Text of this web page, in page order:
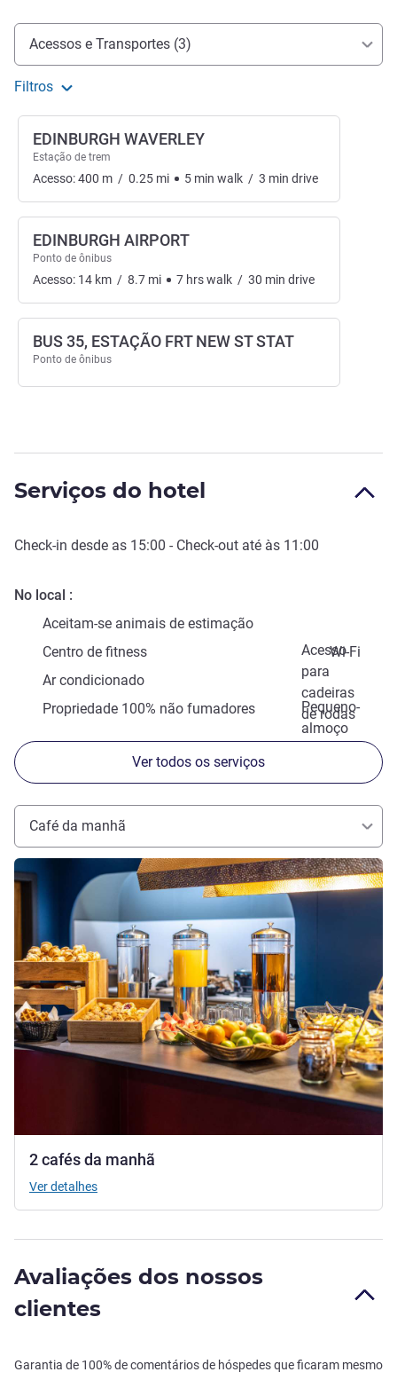
Acesso e transporte
Acessos e Transportes (3)
Filtros
EDINBURGH WAVERLEY
Estação de trem
Acesso:400 m / 0.25 mi 5 min walk / 3 min drive
EDINBURGH AIRPORT
Ponto de ônibus
Acesso: 14 km / 8.7 mi 7 hrswalk / 30 min drive
BUS 35, ESTAÇÃO FRT NEW ST STAT
Ponto de ônibus
Serviços do hotel
Check-in desde as 15:00 - Check-out até às 11:00
No local
Aceitam-se animais de estimação
Acesso
para
cadeiras
de rodas
Centro de fitness
Wi-Fi
Ar condicionado
Pequeno-
almoço
Propriedade 100% não fumadores
Ver todos os serviços
Café da manhã
2 cafés da manhã
Ver detalhes
Ver detalhes
Avaliações dos nossos
clientes
Garantia de 100% de comentários de hóspedes que ficaram mesmo